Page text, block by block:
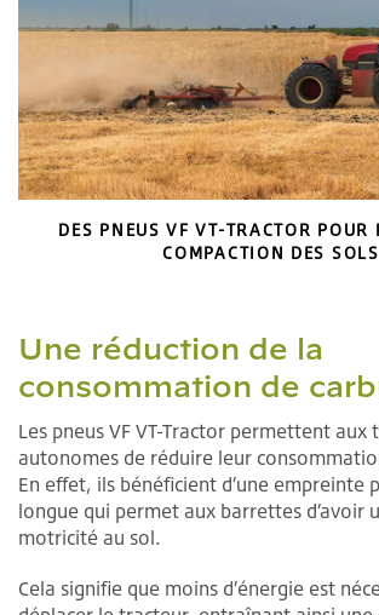
DES PNEUS VF VT-TRACTOR POUR
COMPACTION DES SOLS
Une réduction de la
consommation de
Les pneus VF VT-Tractor permettent aux
autonomes de réduire leur
En effet, ils bénéficient d’une empreinte
longue qui permet aux barrettes d’avoir
motricité au sol.
Cela signifie que moins d’énergie est